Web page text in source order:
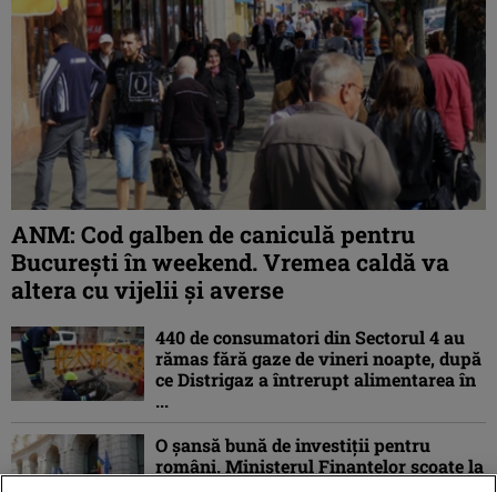
ANM: Cod galben de caniculă pentru
București în weekend. Vremea caldă va
altera cu vijelii și averse
440 de consumatori din Sectorul 4 au
rămas fără gaze de vineri noapte, după
ce Distrigaz a întrerupt alimentarea în
...
O șansă bună de investiții pentru
români. Ministerul Finanțelor scoate la